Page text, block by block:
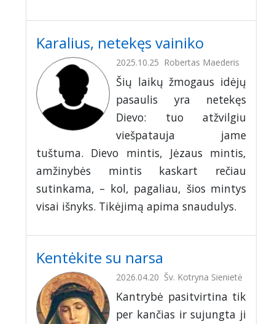
Karalius, netekęs vainiko
2025.10.25 Robertas Maederis
Šių laikų žmogaus idėjų
pasaulis yra netekęs
Dievo: tuo atžvilgiu
viešpatauja jame
tuštuma. Dievo mintis, Jėzaus mintis,
amžinybės mintis kaskart rečiau
sutinkama, – kol, pagaliau, šios mintys
visai išnyks. Tikėjimą apima snaudulys.
Kentėkite su narsa
2026.04.20 Šv. Kotryna Sienietė
Kantrybė pasitvirtina tik
per kančias ir sujungta ji